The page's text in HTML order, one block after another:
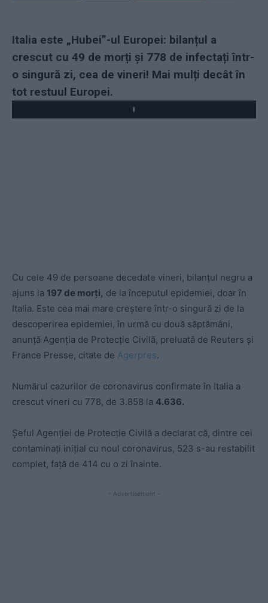
Italia este „Hubei”-ul Europei: bilanțul a
crescut cu 49 de morți și 778 de infectați într-
o singură zi, cea de vineri! Mai mulți decât în
tot restuul Europei.
Play
Cu cele 49 de persoane decedate vineri, bilanţul negru a
ajuns la 197 de morți, de la începutul epidemiei, doar în
Italia. Este cea mai mare creştere într-o singură zi de la
descoperirea epidemiei, în urmă cu două săptămâni,
anunță Agenţia de Protecţie Civilă, preluată de Reuters şi
France Presse, citate de Agerpres.
Numărul cazurilor de coronavirus confirmate în Italia a
crescut vineri cu 778, de 3.858 la 4.636.
Şeful Agenţiei de Protecţie Civilă a declarat că, dintre cei
contaminaţi iniţial cu noul coronavirus, 523 s-au restabilit
complet, faţă de 414 cu o zi înainte.
- Advertisement -